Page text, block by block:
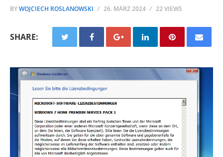
BYWOJCIECH ROSLANOWSKI 26. MÄRZ 2024 22 VIEWS
SHARE: